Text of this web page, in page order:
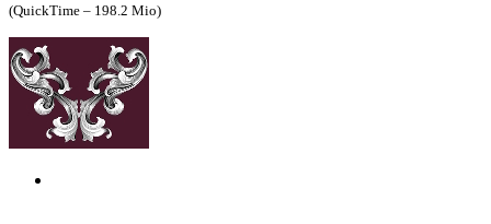
(QuickTime – 198.2 Mio)